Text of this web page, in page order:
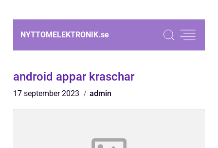
NYTTOMELEKTRONIK.se
android appar kraschar
17 september 2023 admin